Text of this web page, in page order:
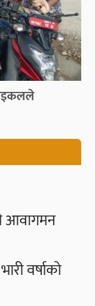
आवागमन
वर्षाको